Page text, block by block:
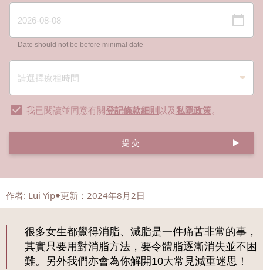
Date should not be before minimal date
我已閱讀並同意有關登記條款細則以及私隱政策。
提交
作者: Lui Yip 更新：2024年8月2日
很多女生都覺得消脂、減脂是一件痛苦非常的事，
其實只要用對消脂方法，要令體脂逐漸消失並不困
難。另外我們亦會為你解開10大常見減重迷思！